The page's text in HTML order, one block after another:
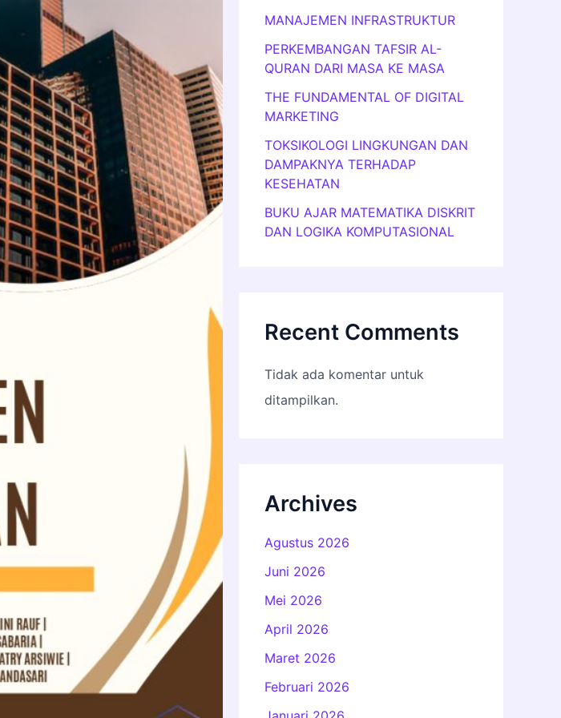
MANAJEMEN INFRASTRUKTUR
PERKEMBANGAN TAFSIR AL-
QURAN DARI MASA KE MASA
THE FUNDAMENTAL OF DIGITAL
MARKETING
TOKSIKOLOGI LINGKUNGAN DAN
DAMPAKNYA TERHADAP
KESEHATAN
BUKU AJAR MATEMATIKA DISKRIT
DAN LOGIKA KOMPUTASIONAL
Recent Comments
Tidak ada komentar untuk
ditampilkan.
Archives
Agustus 2026
Juni 2026
Mei 2026
April 2026
Maret 2026
Februari 2026